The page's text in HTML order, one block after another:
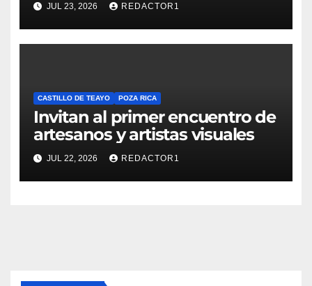
JUL 23, 2026 REDACTOR1
CASTILLO DE TEAYO POZA RICA
Invitan al primer encuentro de
artesanos y artistas visuales
JUL 22, 2026 REDACTOR1